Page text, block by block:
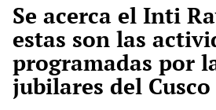
Se acerca el Inti
estas son las
programadas por
jubilares del Cusco